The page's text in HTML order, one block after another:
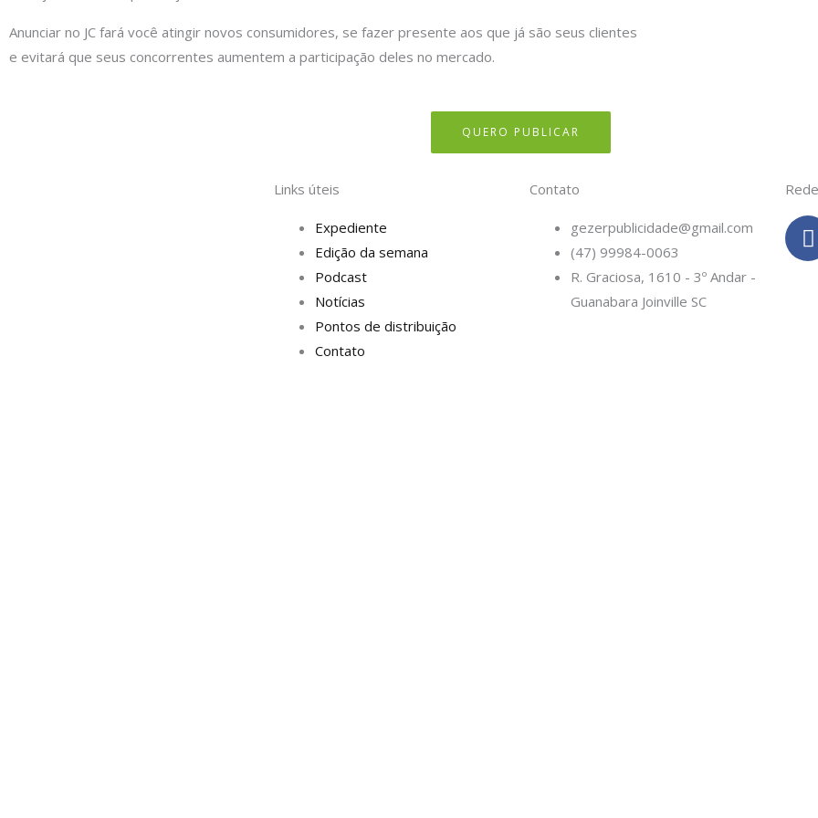
Anunciar no JC fará você atingir novos consumidores, se fazer presente aos que já são seus clientes
e evitará que seus concorrentes aumentem a participação deles no mercado.
QUERO PUBLICAR
Links úteis
Expediente
Edição da semana
Podcast
Notícias
Pontos de distribuição
Contato
Contato
gezerpublicidade@gmail.com
(47) 99984-0063
R. Graciosa, 1610 - 3º Andar -
Guanabara Joinville SC
F
a
c